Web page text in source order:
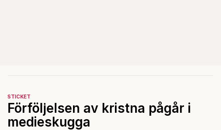
STICKET
Förföljelsen av kristna pågår i
medieskugga